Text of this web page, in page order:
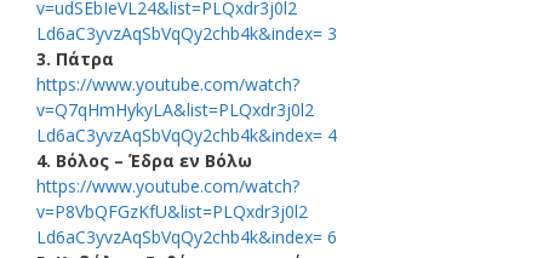
v=udSEbIeVL24&list=PLQxdr3j0l2
Ld6aC3yvzAqSbVqQy2chb4k&index= 3
3. Πάτρα
https://www.youtube.com/watch?
v=Q7qHmHykyLA&list=PLQxdr3j0l2
Ld6aC3yvzAqSbVqQy2chb4k&index= 4
4. Βόλος – Έδρα εν Βόλω
https://www.youtube.com/watch?
v=P8VbQFGzKfU&list=PLQxdr3j0l2
Ld6aC3yvzAqSbVqQy2chb4k&index= 6